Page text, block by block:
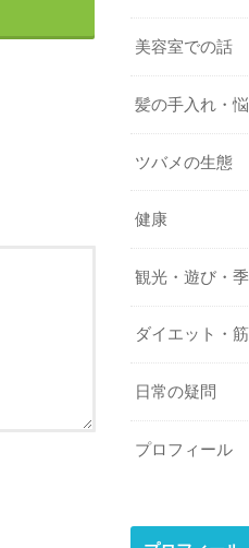
美容室での話
髪の手入れ・
ツバメの生態
健康
観光・遊び・
ダイエット・
日常の疑問
プロフィール